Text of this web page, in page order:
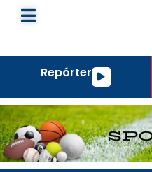
RepórterTocador
áudio